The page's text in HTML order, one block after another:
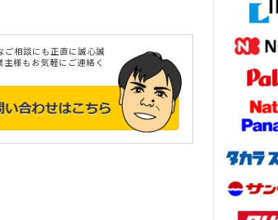
ご相談にも正直に誠心誠
様もお気軽にご連絡く